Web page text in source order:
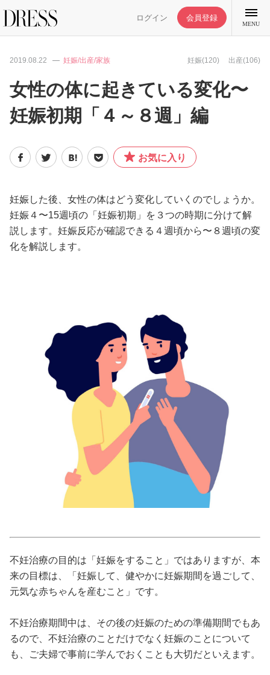
ログイン 会員登録
MENU
特集記事
DRESS部活
ファッション
ワークスタイル
妊娠/出産/家族
ココロ/カラダ
グルメ
トラベル
カルチャー/エンタメ
性と愛
2019.08.22 妊娠/出産/家族 妊娠(120) 出産(106)
女性の体に起きている変化〜
妊娠初期「４～８週」編
お気に入り
妊娠した後、女性の体はどう変化していくのでしょうか。
妊娠４〜15週頃の「妊娠初期」を３つの時期に分けて解
説します。妊娠反応が確認できる４週頃から〜８週頃の変
化を解説します。
不妊治療の目的は「妊娠をすること」ではありますが、本
来の目標は、「妊娠して、健やかに妊娠期間を過ごして、
元気な赤ちゃんを産むこと」です。
不妊治療期間中は、その後の妊娠のための準備期間でもあ
るので、不妊治療のことだけでなく妊娠のことについて
も、ご夫婦で事前に学んでおくことも大切だといえます。